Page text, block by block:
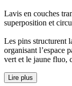
Lavis en couches
superposition et
Les pins structurent
organisant l’espace
vert et le jaune fluo,
Lire plus